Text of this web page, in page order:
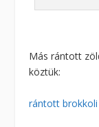
Más rántott
köztük:
rántott brokkoli